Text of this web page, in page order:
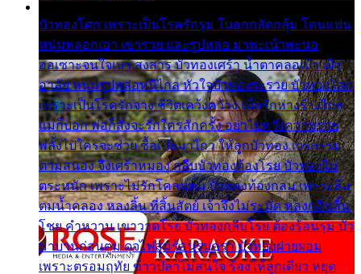
บัวทองโศก เพราะเป็นโรครักรุม ในอกกลัดกลุ้ม โดนแฟน
หนุ่มหลอกเอา เขารวย และรูปหล่อ มาพะเน้าพะนอ
ออเซาะจนใจเบา สงสาร บัวทองเศร้า น้ำตาคลอเบ้า เฝ้า
อาลัย หนุ่มรูปหล่อหนีไกล หัวใจบัวทองระรวย บัวทองโศก
เพราะเป็นโรครักจาง ชีวิตเคว้งคว้าง เมื่อรักห่างร้างไกล
แม่ก็บอก พ่อก็สั่งจะรักใครสักครั้ง อย่าไปหวังความรวย
พลั้งไปใครจะช่วย ซื้อเปลมาไกว ให้ลูกบัวทอง เวรกรรม
ตามสนอง จึงเศร้าหมอง กลีบบัวทองต้องโรย บัวทองไม่
ตระหนัก เพราะไม่รักโคลนตม บัวทองท้องกลม เพราะลืม
ตมน้ำคลอง หลงลิ้น ที่สิ้นสัตย์ เจ้าจึงไม่ระมัด หลงกลิ่นลิ้น
โชย คำหวาน เขาวาดโรย บัวทองกลีบโรย ต้องร้อนรุม บัว
มาบานก่อนตูม ดุจไฟสุมร้อนรุมอุรา บัวทองผ่ายผอม
เพราะตรอมฤทัย ข้าวปลาไม่สนใจ ร้องไห้ลูกเดียว หยุด